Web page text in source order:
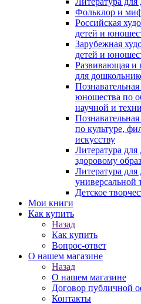
Фольклор и
Российская
детей и
Зарубежная
детей и
Развивающая и
для
юношества по
научной и
по культуре,
искусству
Литература
здоровому
Литература
универсальной
Детское
Мои книги
Как купить
Назад
Как купить
Вопрос-ответ
О нашем магазине
Назад
О нашем магазине
Договор публичной
Контакты